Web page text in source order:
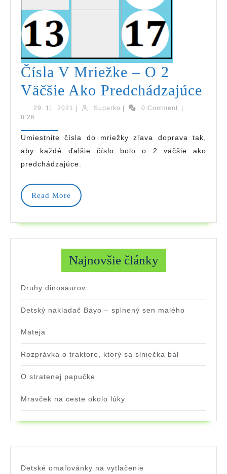
Čísla V Mriežke – O 2
Väčšie Ako Predchádzajúce
–
29. 11. 2021 29.
| Superko Superko
| 0 Comment
|
8:26
Umiestnite čísla do mriežky zľava doprava tak,
aby každé ďalšie číslo bolo o 2 väčšie ako
predchádzajúce.
Read More
Read
Najnovšie články
Druhy dinosaurov
Detský nakladač Bayo – splnený sen malého
Mateja
Rozprávka o traktore, ktorý sa slniečka bál
O stratenej papučke
Mravček na ceste okolo lúky
Detské omaľovánky na vytlačenie